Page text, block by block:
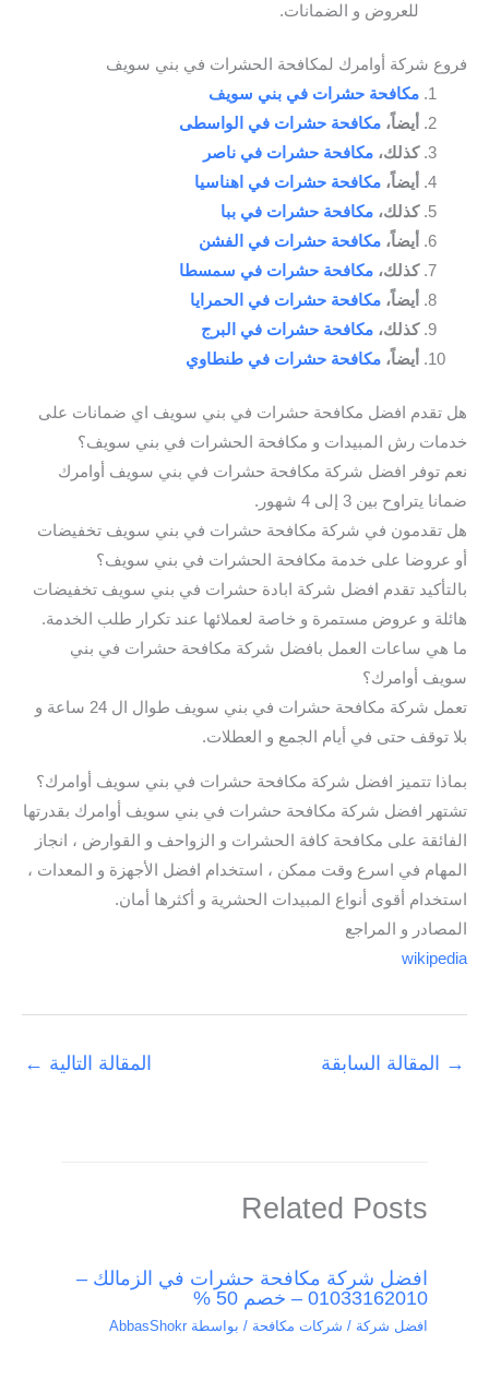
للعروض و الضمانات.
فروع شركة أوامرك لمكافحة الحشرات في بني سويف
مكافحة حشرات في بني سويف
أيضاً، مكافحة حشرات في الواسطى
كذلك، مكافحة حشرات في ناصر
أيضاً، مكافحة حشرات في اهناسيا
كذلك، مكافحة حشرات في ببا
أيضاً، مكافحة حشرات في الفشن
كذلك، مكافحة حشرات في سمسطا
أيضاً، مكافحة حشرات في الحمرايا
كذلك، مكافحة حشرات في البرج
أيضاً، مكافحة حشرات في طنطاوي
هل تقدم افضل مكافحة حشرات في بني سويف اي ضمانات على
خدمات رش المبيدات و مكافحة الحشرات في بني سويف؟
نعم توفر افضل شركة مكافحة حشرات في بني سويف أوامرك
ضمانا يتراوح بين 3 إلى 4 شهور.
هل تقدمون في شركة مكافحة حشرات في بني سويف تخفيضات
أو عروضا على خدمة مكافحة الحشرات في بني سويف؟
بالتأكيد تقدم افضل شركة ابادة حشرات في بني سويف تخفيضات
هائلة و عروض مستمرة و خاصة لعملائها عند تكرار طلب الخدمة.
ما هي ساعات العمل بافضل شركة مكافحة حشرات في بني
سويف أوامرك؟
تعمل شركة مكافحة حشرات في بني سويف طوال ال 24 ساعة و
بلا توقف حتى في أيام الجمع و العطلات.
بماذا تتميز افضل شركة مكافحة حشرات في بني سويف أوامرك؟
تشتهر افضل شركة مكافحة حشرات في بني سويف أوامرك بقدرتها
الفائقة على مكافحة كافة الحشرات و الزواحف و القوارض ، انجاز
المهام في اسرع وقت ممكن ، استخدام افضل الأجهزة و المعدات ،
استخدام أقوى أنواع المبيدات الحشرية و أكثرها أمان.
المصادر و المراجع
wikipedia
→ المقالة السابقة المقالة التالية ←
Related Posts
افضل شركة مكافحة حشرات في الزمالك –
01033162010 – خصم 50 %
افضل شركة / شركات مكافحة / بواسطة AbbasShokr